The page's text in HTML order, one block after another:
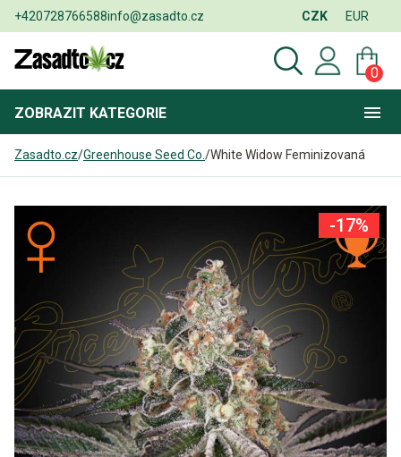
+420728766588info@zasadto.cz CZK EUR
0
ZOBRAZIT KATEGORIE
Zasadto.cz/Greenhouse Seed Co. /White Widow Feminizovaná
-17%